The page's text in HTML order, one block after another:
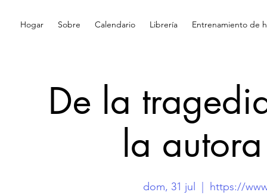
Hogar Sobre Calendario Librería Entrenamiento de
De la
la
dom, 31 jul https://